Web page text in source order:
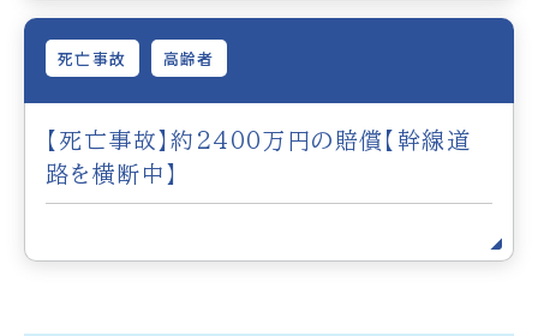
死亡事故 高齢者
【死亡事故】約2400万円の賠償【幹線道
路を横断中】